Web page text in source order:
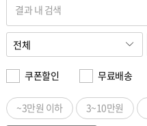
결과 내 검색
쿠폰할인 무료배송
~3만원 이하 3~10만원